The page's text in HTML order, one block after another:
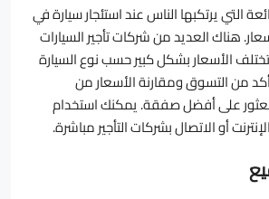
التي يرتكبها الناس عند استئجار سيارة في
هناك العديد من شركات تأجير السيارات
الأسعار بشكل كبير حسب نوع السيارة
من التسوق ومقارنة الأسعار من
على أفضل صفقة. يمكنك استخدام
أو الاتصال بشركات التأجير مباشرة.